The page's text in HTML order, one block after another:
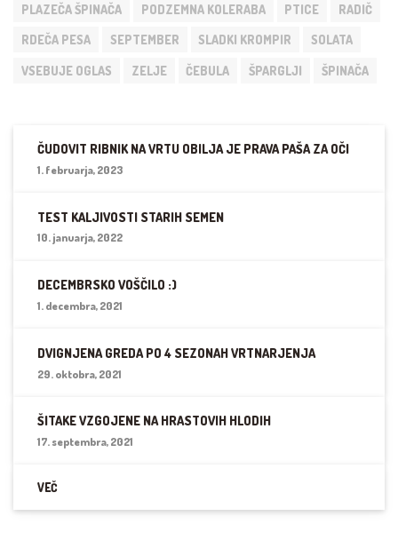
PLAZEČA ŠPINAČA PODZEMNA KOLERABA PTICE RADIČ
RDEČA PESA SEPTEMBER SLADKI KROMPIR SOLATA
VSEBUJE OGLAS ZELJE ČEBULA ŠPARGLJI ŠPINAČA
ČUDOVIT RIBNIK NA VRTU OBILJA JE PRAVA PAŠA ZA OČI
1. februarja, 2023
TEST KALJIVOSTI STARIH SEMEN
10. januarja, 2022
DECEMBRSKO VOŠČILO :)
1. decembra, 2021
DVIGNJENA GREDA PO 4 SEZONAH VRTNARJENJA
29. oktobra, 2021
ŠITAKE VZGOJENE NA HRASTOVIH HLODIH
17. septembra, 2021
VEČ